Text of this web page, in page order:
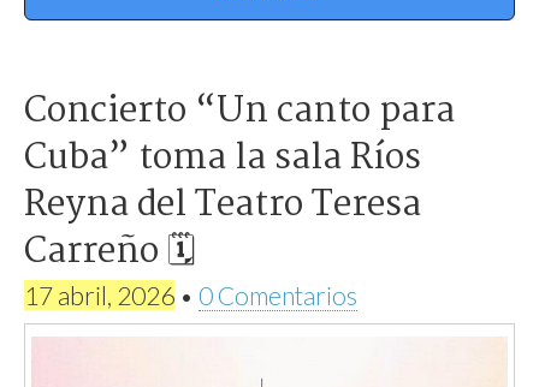
Concierto “Un canto para
Cuba” toma la sala Ríos
Reyna del Teatro Teresa
Carreño 🗓
17 abril, 2026 • 0 Comentarios